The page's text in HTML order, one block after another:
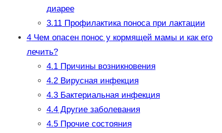
диарее
3.11Профилактика поноса при лактации
4Чем опасен понос у кормящей мамы и как его
лечить?
4.1Причины возникновения
4.2Вирусная инфекция
4.3Бактериальная инфекция
4.4Другие заболевания
4.5Прочие состояния